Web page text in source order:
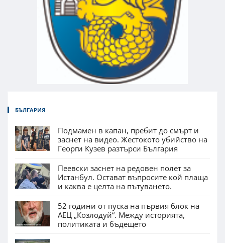
БЪЛГАРИЯ
Подмамен в капан, пребит до смърт и
заснет на видео. Жестокото убийство на
Георги Кузев разтърси България
Пеевски заснет на редовен полет за
Истанбул. Остават въпросите кой плаща
и каква е целта на пътуването.
52 години от пуска на първия блок на
АЕЦ „Козлодуй“. Между историята,
политиката и бъдещето